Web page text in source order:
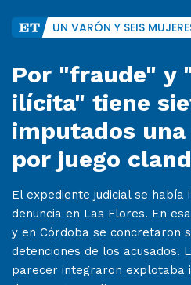
UN VARÓN Y SEIS
Por "fraude" y
ilícita" tiene
imputados
por juego
El expediente judicial se había
denuncia en Las Flores. En
y en Córdoba se concretaron
detenciones de los acusados.
parecer integraron explotaba